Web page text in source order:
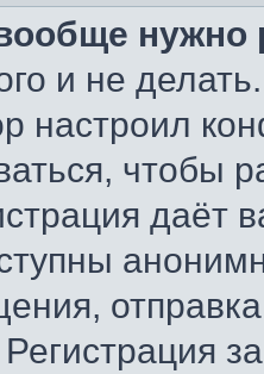
нужно
и не
настроил
чтобы
даёт
Регистрация